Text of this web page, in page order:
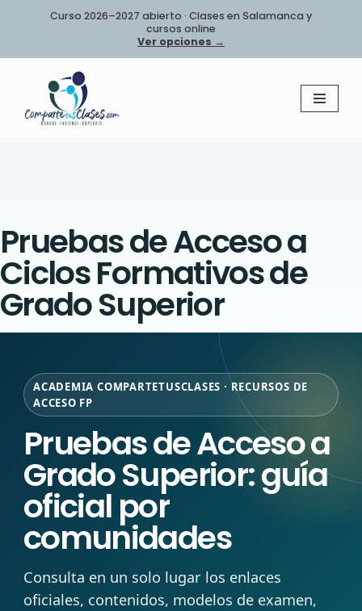
al
contenido
Curso 2026–2027 abierto · Clases en Salamanca y
cursos online
Ver opciones →
Pruebas de Acceso a
Ciclos Formativos de
Grado Superior
ACADEMIA COMPARTETUSCLASES · RECURSOS DE
ACCESO FP
Pruebas de Acceso a
Grado Superior: guía
oficial por
comunidades
Consulta en un solo lugar los enlaces
oficiales, contenidos, modelos de examen,